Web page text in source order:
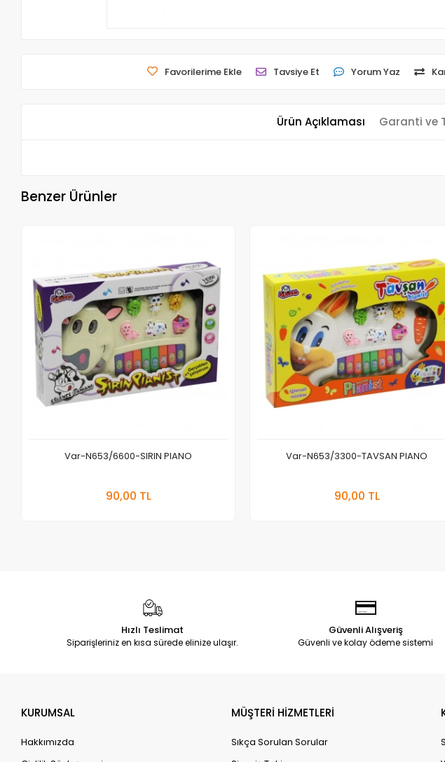
Favorilerime Ekle Tavsiye Et Yorum Yaz
Ürün Açıklaması Garanti ve
Benzer Ürünler
Var-N653/6600-SIRIN PIANO
90,00 TL
Var-N653/3300-TAVSAN PIANO
90,00 TL
Hızlı Teslimat
Siparişleriniz en kısa sürede elinize ulaşır.
Güvenli Alışveriş
Güvenli ve kolay ödeme sistemi
KURUMSAL
Hakkımızda
MÜŞTERİ HİZMETLERİ
Sıkça Sorulan Sorular